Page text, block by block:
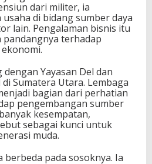
dari militer, ia
di bidang sumber daya
lain. Pengalaman bisnis itu
terhadap
Yayasan Del dan
Sumatera Utara. Lembaga
bagian dari perhatian
pengembangan sumber
kesempatan,
sebagai kunci untuk
muda.
berbeda pada sosoknya. Ia